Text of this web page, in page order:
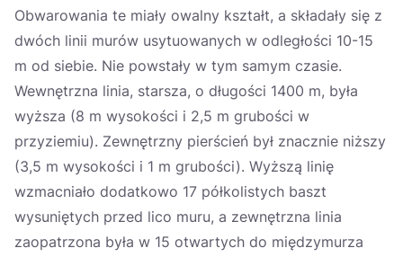
Obwarowania te miały owalny kształt, a składały się z
dwóch linii murów usytuowanych w odległości 10-15
m od siebie. Nie powstały w tym samym czasie.
Wewnętrzna linia, starsza, o długości 1400 m, była
wyższa (8 m wysokości i 2,5 m grubości w
przyziemiu). Zewnętrzny pierścień był znacznie niższy
(3,5 m wysokości i 1 m grubości). Wyższą linię
wzmacniało dodatkowo 17 półkolistych baszt
wysuniętych przed lico muru, a zewnętrzna linia
zaopatrzona była w 15 otwartych do międzymurza